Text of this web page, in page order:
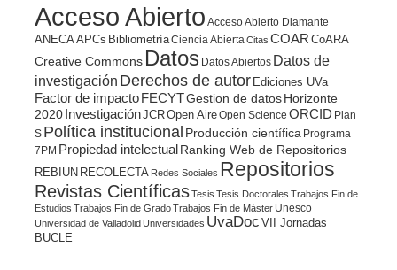
Acceso Abierto Acceso Abierto Diamante
ANECA APCs BibliometríaCiencia Abierta Citas COAR CoARA
Creative Commons Datos Datos Abiertos Datos de
investigación Derechos de autor Ediciones UVa
Factor de impactoFECYTGestion de datosHorizonte
2020InvestigaciónJCROpen AireOpen Science ORCID Plan
S Política institucional Producción científica Programa
7PM Propiedad intelectualRanking Web de Repositorios
REBIUN RECOLECTA Redes Sociales Repositorios
Revistas CientíficasTesis Tesis Doctorales Trabajos Fin de
Estudios Trabajos Fin de GradoTrabajos Fin de Máster Unesco
Universidad de ValladolidUniversidades UvaDoc VII Jornadas
BUCLE